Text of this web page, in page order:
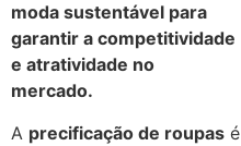
moda sustentável para
garantir a competitividade
e atratividade no
mercado.
A precificação de roupas é